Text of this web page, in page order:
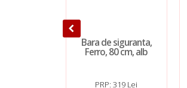
Bara de siguranta,
Ferro, 80 cm, alb
PRP: 319 Lei